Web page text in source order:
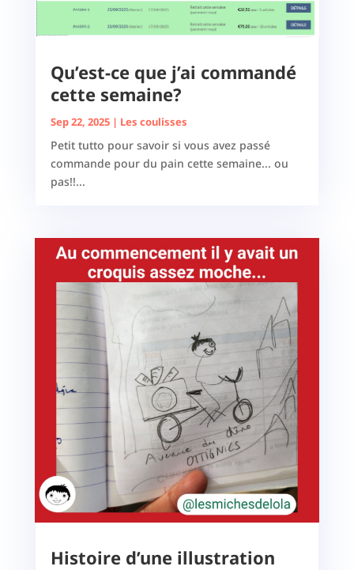
Qu’est-ce que j’ai commandé
cette semaine?
Sep 22, 2025| Les coulisses
Petit tutto pour savoir si vous avez passé
commande pour du pain cette semaine... ou
pas!!...
Histoire d’une illustration